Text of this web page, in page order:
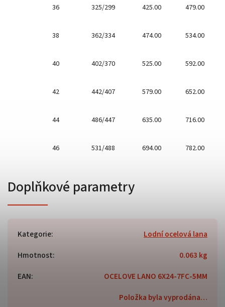
36 325/299 425.00 479.00
38 362/334 474.00 534.00
40 402/370 525.00 592.00
42 442/407 579.00 652.00
44 486/447 635.00 716.00
46 531/488 694.00 782.00
Doplňkové parametry
Kategorie:
Lodní ocelová lana
Hmotnost:
0.063 kg
EAN:
OCELOVE LANO 6X24-7FC-5MM
Položka byla vyprodána…